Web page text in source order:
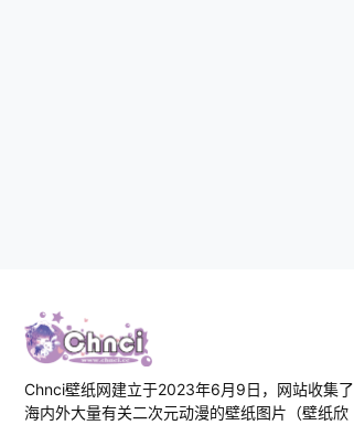
Chnci壁纸网建立于2023年6月9日，网站收集了
海内外大量有关二次元动漫的壁纸图片（壁纸欣